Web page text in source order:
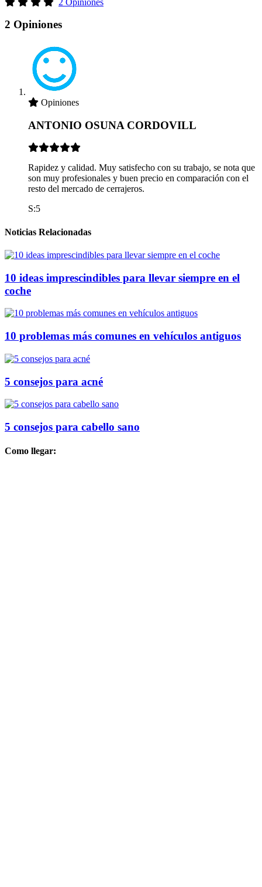
2 Opiniones
Opiniones
ANTONIO OSUNA CORDOVILL
Rapidez y calidad. Muy satisfecho con su trabajo, se nota que
son muy profesionales y buen precio en comparación con el
resto del mercado de cerrajeros.
S:5
Noticias Relacionadas
10 ideas imprescindibles para llevar siempre en el
coche
10 problemas más comunes en vehículos antiguos
5 consejos para acné
5 consejos para cabello sano
Como llegar: